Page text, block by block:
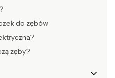
do zębów
zęby?